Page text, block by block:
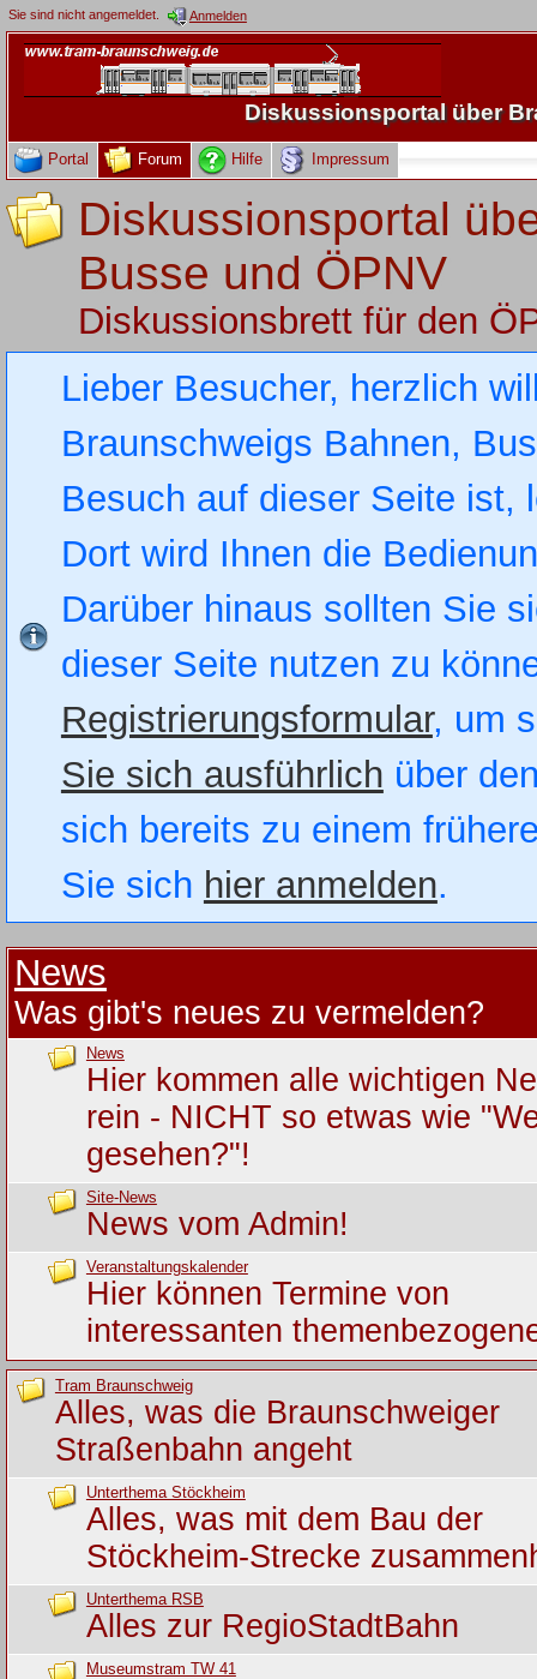
Sie sind nicht angemeldet. Anmelden
Diskussionsportal über
Portal Forum Hilfe Impressum
Diskussionsportal
Busse und ÖPNV
Diskussionsbrett für den
Lieber Besucher, herzlich
Braunschweigs Bahnen,
Besuch auf dieser Seite
Dort wird Ihnen die
Darüber hinaus sollten Sie
dieser Seite nutzen zu
Registrierungsformular, um
Sie sich ausführlich über
sich bereits zu einem
Sie sich hier anmelden.
News
Was gibt's neues zu vermelden?
News
Hier kommen alle wichtigen
rein - NICHT so etwas wie
gesehen?"!
Site-News
News vom Admin!
Veranstaltungskalender
Hier können Termine von
interessanten
Tram Braunschweig
Alles, was die Braunschweiger
Straßenbahn angeht
Unterthema Stöckheim
Alles, was mit dem Bau der
Stöckheim-Strecke
Unterthema RSB
Alles zur RegioStadtBahn
Museumstram TW 41